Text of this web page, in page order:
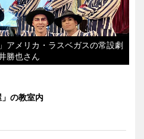
アメリカ・ラスベガスの常設劇
勝也さん
」の教室内